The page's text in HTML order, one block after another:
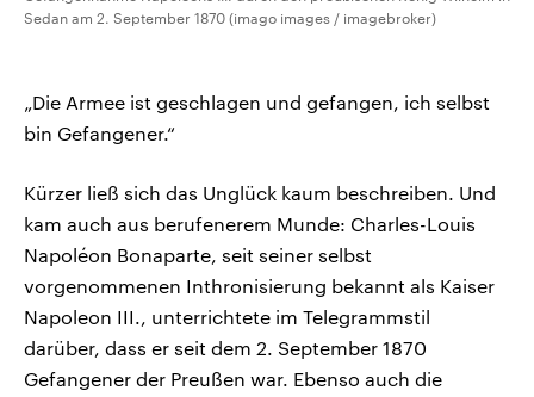
Sedan am 2. September 1870 (imago images / imagebroker)
„Die Armee ist geschlagen und gefangen, ich selbst
bin Gefangener.“
Kürzer ließ sich das Unglück kaum beschreiben. Und
kam auch aus berufenerem Munde: Charles-Louis
Napoléon Bonaparte, seit seiner selbst
vorgenommenen Inthronisierung bekannt als Kaiser
Napoleon III., unterrichtete im Telegrammstil
darüber, dass er seit dem 2. September 1870
Gefangener der Preußen war. Ebenso auch die